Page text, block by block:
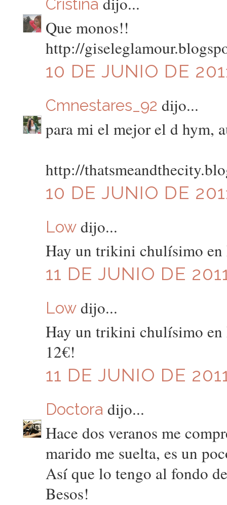
Cristina
Que monos!!
http://
10 DE JUNIO DE
Cmnestares_92 dijo...
para mi el mejor el d hym,
http://
10 DE JUNIO DE
Lowdijo...
Hay un trikini chulísimo en
11 DE JUNIO DE
Lowdijo...
Hay un trikini chulísimo en
12€!
11 DE JUNIO DE
Doctora dijo...
Hace dos veranos me
marido me suelta, es un
Así que lo tengo al fondo
Besos!